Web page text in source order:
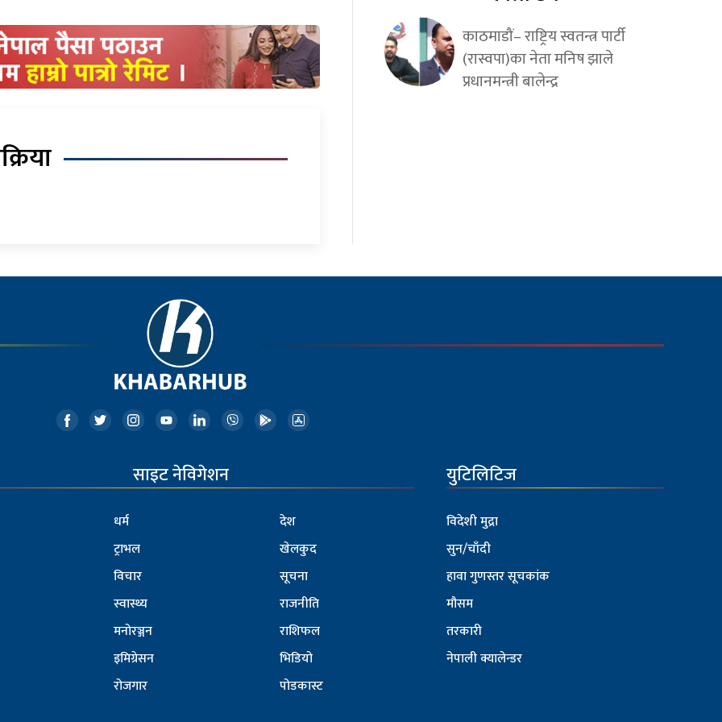
काठमाडौं– राष्ट्रिय स्वतन्त्र पार्टी
(रास्वपा)का नेता मनिष झाले
प्रधानमन्त्री बालेन्द्र
साइट नेविगेशन
धर्म
ट्राभल
विचार
स्वास्थ्य
मनोरञ्जन
इमिग्रेसन
रोजगार
देश
खेलकुद
सूचना
राजनीति
राशिफल
भिडियो
पोडकास्ट
युटिलिटिज
विदेशी मुद्रा
सुन/चाँदी
हावा गुणस्तर सूचकांक
मौसम
तरकारी
नेपाली क्यालेन्डर